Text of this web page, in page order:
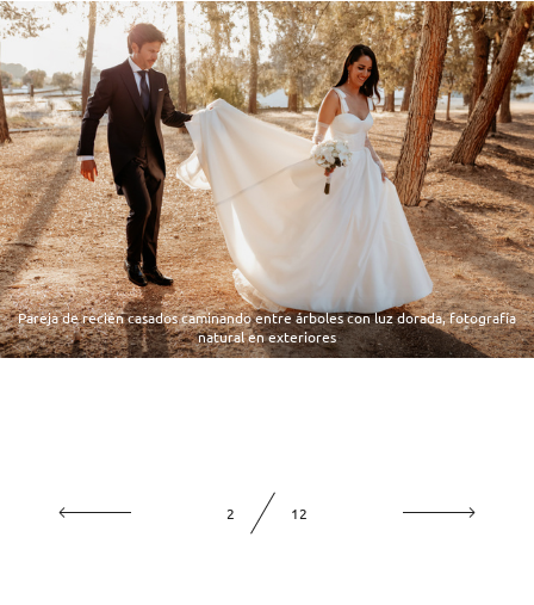
Pareja de recién casados caminando entre árboles con luz dorada, fotografía
natural en exteriores
2 12